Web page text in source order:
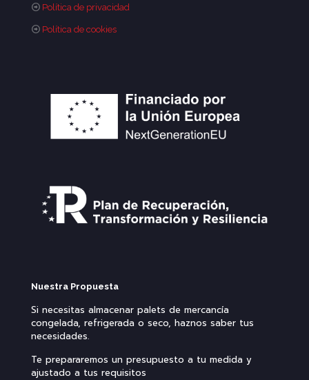
Política de privacidad
Política de cookies
Nuestra Propuesta
Si necesitas almacenar palets de mercancía
congelada, refrigerada o seco, haznos saber tus
necesidades.
Te prepararemos un presupuesto a tu medida y
ajustado a tus requisitos